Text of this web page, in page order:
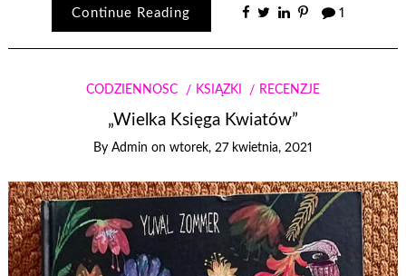
Continue Reading 1
CODZIENNOŚĆ KSIĄŻKI RECENZJE
„Wielka Księga Kwiatów”
By Admin on wtorek, 27 kwietnia, 2021